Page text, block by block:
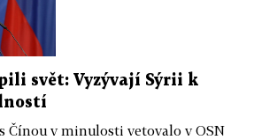
svět: Vyzývají Sýrii k
Čínou v minulosti vetovalo v OSN